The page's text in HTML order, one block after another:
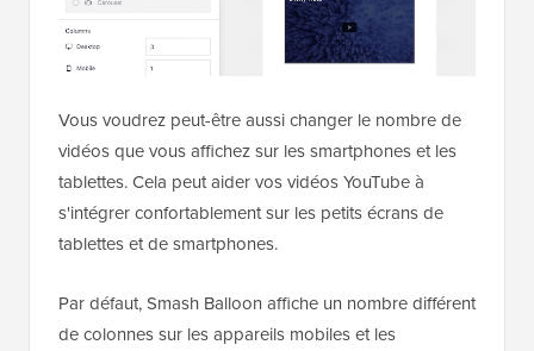
Vous voudrez peut-être aussi changer le nombre de
vidéos que vous affichez sur les smartphones et les
tablettes. Cela peut aider vos vidéos YouTube à
s'intégrer confortablement sur les petits écrans de
tablettes et de smartphones.
Par défaut, Smash Balloon affiche un nombre différent
de colonnes sur les appareils mobiles et les